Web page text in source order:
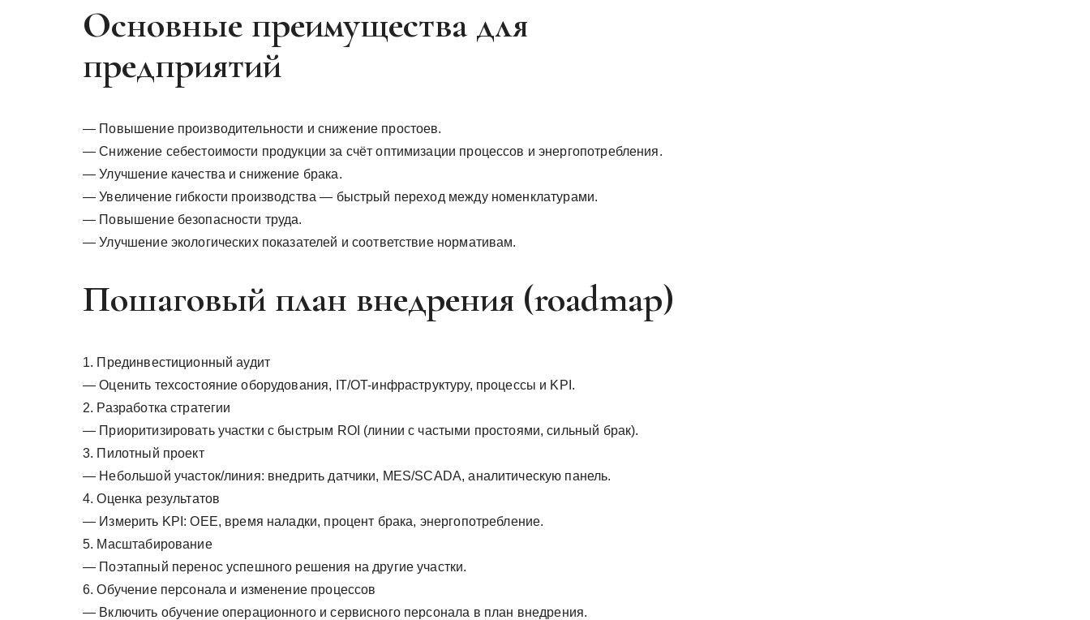
Основные преимущества для
предприятий
— Повышение производительности и снижение простоев.
— Снижение себестоимости продукции за счёт оптимизации процессов и энергопотребления.
— Улучшение качества и снижение брака.
— Увеличение гибкости производства — быстрый переход между номенклатурами.
— Повышение безопасности труда.
— Улучшение экологических показателей и соответствие нормативам.
Пошаговый план внедрения (roadmap)
1. Прединвестиционный аудит
— Оценить техсостояние оборудования, IT/OT-инфраструктуру, процессы и KPI.
2. Разработка стратегии
— Приоритизировать участки с быстрым ROI (линии с частыми простоями, сильный брак).
3. Пилотный проект
— Небольшой участок/линия: внедрить датчики, MES/SCADA, аналитическую панель.
4. Оценка результатов
— Измерить KPI: OEE, время наладки, процент брака, энергопотребление.
5. Масштабирование
— Поэтапный перенос успешного решения на другие участки.
6. Обучение персонала и изменение процессов
— Включить обучение операционного и сервисного персонала в план внедрения.